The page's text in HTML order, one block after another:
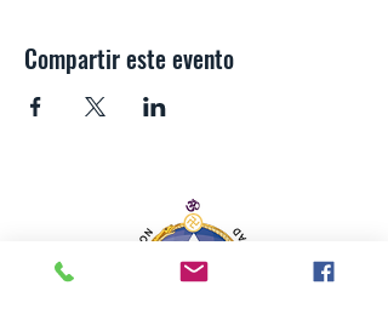
Compartir este evento